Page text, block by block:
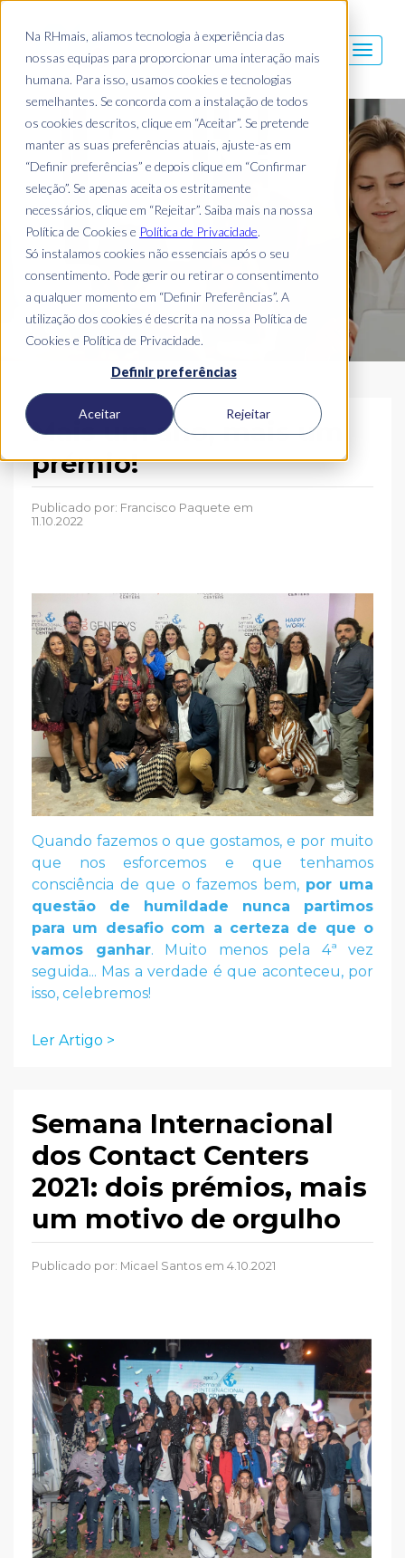
Na RHmais, aliamos tecnologia à experiência das
nossas equipas para proporcionar uma interação mais
humana. Para isso, usamos cookies e tecnologias
semelhantes. Se concorda com a instalação de todos
os cookies descritos, clique em “Aceitar”. Se pretende
manter as suas preferências atuais, ajuste-as em
“Definir preferências” e depois clique em “Confirmar
seleção”. Se apenas aceita os estritamente
necessários, clique em “Rejeitar”. Saiba mais na nossa
Política de Cookies e Política de Privacidade.
Só instalamos cookies não essenciais após o seu
consentimento. Pode gerir ou retirar o consentimento
a qualquer momento em “Definir Preferências”. A
utilização dos cookies é descrita na nossa Política de
Cookies e Política de Privacidade.
Definir preferências
Aceitar Rejeitar
Blog Mais
Mais um ano, mais um
prémio!
Publicado por: Francisco Paquete em
11.10.2022
Quando fazemos o que gostamos, e por muito
que nos esforcemos e que tenhamos
consciência de que o fazemos bem, por uma
questão de humildade nunca partimos
para um desafio com a certeza de que o
vamos ganhar. Muito menos pela 4ª vez
seguida... Mas a verdade é que aconteceu, por
isso, celebremos!
Ler Artigo >
Semana Internacional
dos Contact Centers
2021: dois prémios, mais
um motivo de orgulho
Publicado por: Micael Santos em 4.10.2021